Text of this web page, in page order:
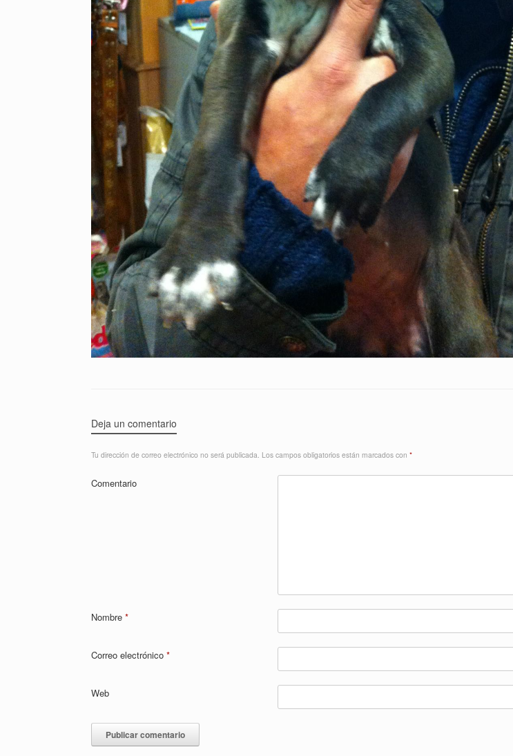
Deja un comentario
Tu dirección de correo electrónico no será publicada. Los campos obligatorios están marcados con *
Comentario
Nombre *
Correo electrónico *
Web